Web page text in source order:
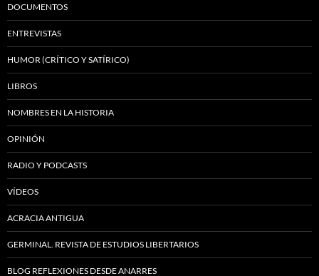
DOCUMENTOS
ENTREVISTAS
HUMOR (CRÍTICO Y SATÍRICO)
LIBROS
NOMBRES EN LA HISTORIA
OPINIÓN
RADIO Y PODCASTS
VÍDEOS
ACRACIA ANTIGUA
GERMINAL. REVISTA DE ESTUDIOS LIBERTARIOS
BLOG REFLEXIONES DESDE ANARRES